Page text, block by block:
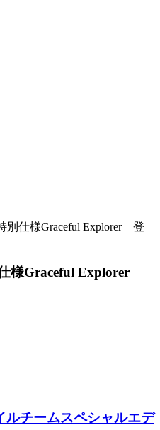
仕様Graceful Explorer 登
様Graceful Explorer
チームスペシャルエデ